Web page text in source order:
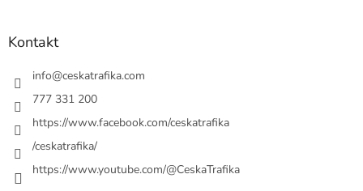
Kontakt
info@ceskatrafika.com
777 331 200
https://www.facebook.com/ceskatrafika
/ceskatrafika/
https://www.youtube.com/@CeskaTrafika